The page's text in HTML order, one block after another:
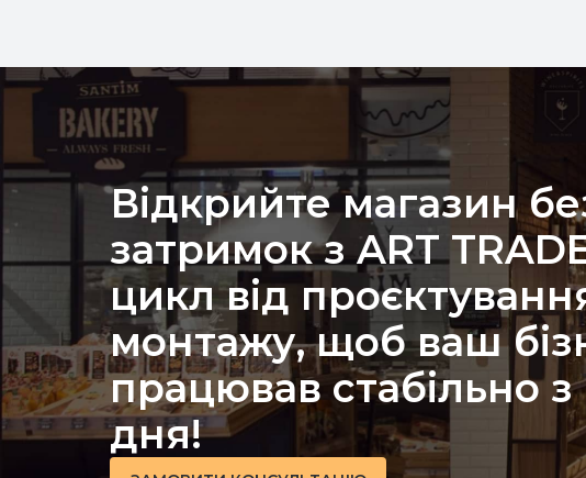
Відкрийте магазин
затримок з ART
цикл від
монтажу, щоб ваш
працював стабільно
дня!